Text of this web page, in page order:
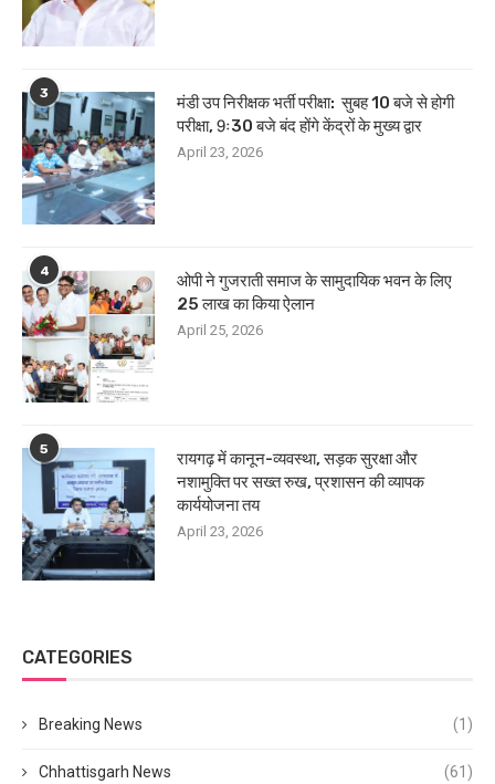
3
मंडी उप निरीक्षक भर्ती परीक्षा: सुबह 10 बजे से होगी
परीक्षा, 9ः30 बजे बंद होंगे केंद्रों के मुख्य द्वार
April 23, 2026
4
ओपी ने गुजराती समाज के सामुदायिक भवन के लिए
25 लाख का किया ऐलान
April 25, 2026
5
रायगढ़ में कानून-व्यवस्था, सड़क सुरक्षा और
नशामुक्ति पर सख्त रुख, प्रशासन की व्यापक
कार्ययोजना तय
April 23, 2026
CATEGORIES
Breaking News (1)
Chhattisgarh News (61)